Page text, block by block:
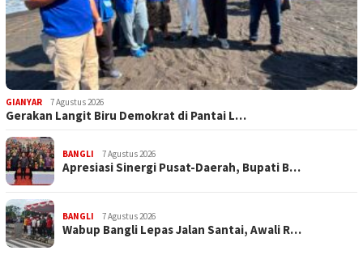
GIANYAR 7 Agustus 2026
Gerakan Langit Biru Demokrat di Pantai L…
BANGLI 7 Agustus 2026
Apresiasi Sinergi Pusat-Daerah, Bupati B…
BANGLI 7 Agustus 2026
Wabup Bangli Lepas Jalan Santai, Awali R…